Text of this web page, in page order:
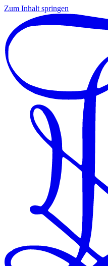
Zum Inhalt springen